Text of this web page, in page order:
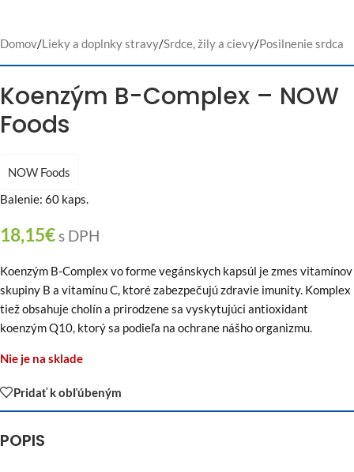
Domov/Lieky a doplnky stravy/Srdce, žily a cievy/Posilnenie srdca
Koenzým B-Complex – NOW
Foods
NOW Foods
Balenie: 60 kaps.
18,15€s DPH
Koenzým B-Complex vo forme vegánskych kapsúl je zmes vitamínov
skupiny B a vitamínu C, ktoré zabezpečujú zdravie imunity. Komplex
tiež obsahuje cholín a prirodzene sa vyskytujúci antioxidant
koenzým Q10, ktorý sa podieľa na ochrane nášho organizmu.
Nie je na sklade
Pridať k obľúbeným
POPIS